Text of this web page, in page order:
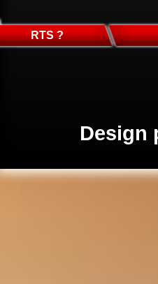
RTS ?
Design